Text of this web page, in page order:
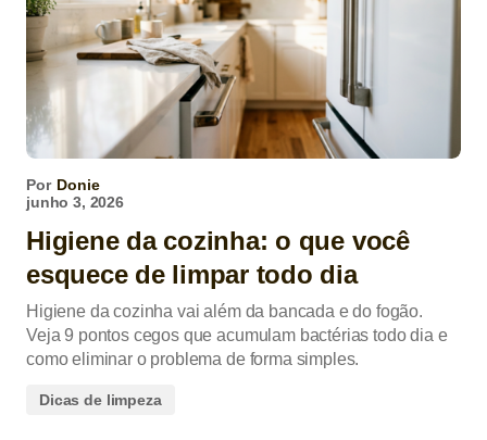
Por Donie
junho 3, 2026
Higiene da cozinha: o que você
esquece de limpar todo dia
Higiene da cozinha vai além da bancada e do fogão.
Veja 9 pontos cegos que acumulam bactérias todo dia e
como eliminar o problema de forma simples.
Dicas de limpeza